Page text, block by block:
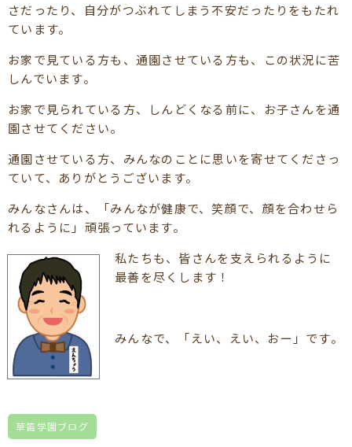
さだったり、自分がつぶれてしまう不安だったりをもたれ
ています。
お家で見ている方も、通園させている方も、この状況に苦
しんでいます。
お家で見られている方、しんどくなる前に、お子さんを通
園させてください。
通園させている方、みんなのことに思いを寄せてくださっ
ていて、ありがとうございます。
みんなさんは、「みんなが健康で、笑顔で、顔を合わせら
れるように」頑張っています。
私たちも、皆さんを支えられるように
最善を尽くします！
みんなで、「えい、えい、おー」です。
草笛学園ブログ